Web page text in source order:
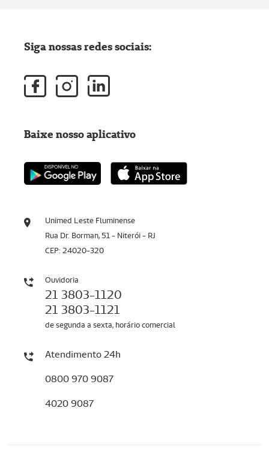
Unimed Leste Fluminense
Rua Dr. Borman, 51 - Niterói - RJ
CEP: 24020-320
Ouvidoria
21 3803-1120
21 3803-1121
de segunda a sexta, horário comercial
Atendimento 24h
0800 970 9087
4020 9087
Siga nossas redes sociais:
Baixe nosso aplicativo